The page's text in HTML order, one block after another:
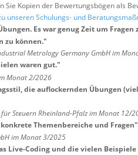
Sie Kopien der Bewertungsbögen als
unseren Schulungs- und
Es war genug Zeit um
zu können."
Metrology Germany GmbH im
waren gut."
Monat 2/2026
die auflockernden Übungen
Steuern Rheinland-Pfalz im Monat 12/
Themenbereiche und Fragen"
im Monat 3/2025
Live-Coding und die vielen Beispiele